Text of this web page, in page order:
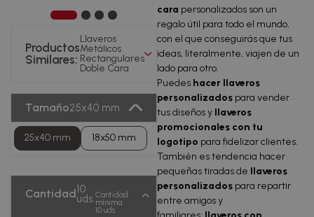
Productos
Similares:
Llaveros
Metálicos
Rectangulares
Doble Cara
Tamaño25x40 mm
25x40 mm 18x50 mm
Cantidad10
uds.Cantidad
mínima
10 uds.
cara personalizados son un
regalo útil para todo el mundo,
con el que conseguirás que tus
ideas, literalmente, viajen de un
lado para otro.
Puedes hacer llaveros
personalizados para vender
tus diseños y llaveros
promocionales con tu
logotipo para fidelizar clientes.
También es tendencia hacer
pequeñas tiradas de llaveros
personalizados para repartir
entre amigos y